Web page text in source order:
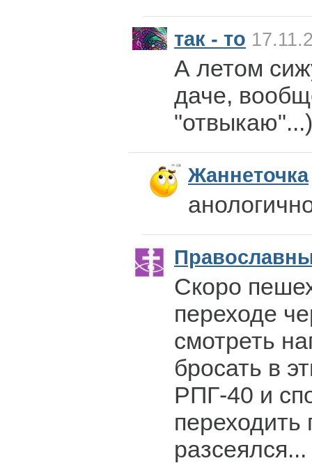
так - то
А летом
даче,
"отвыкаю"...)
Жаннеточка
Скоро
переходе
смотреть
бросать в
РПГ-40 и
разсеялся...